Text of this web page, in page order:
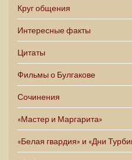
Круг общения
Интересные факты
Цитаты
Фильмы о Булгакове
Сочинения
«Мастер и Маргарита»
«Белая гвардия» и «Дни